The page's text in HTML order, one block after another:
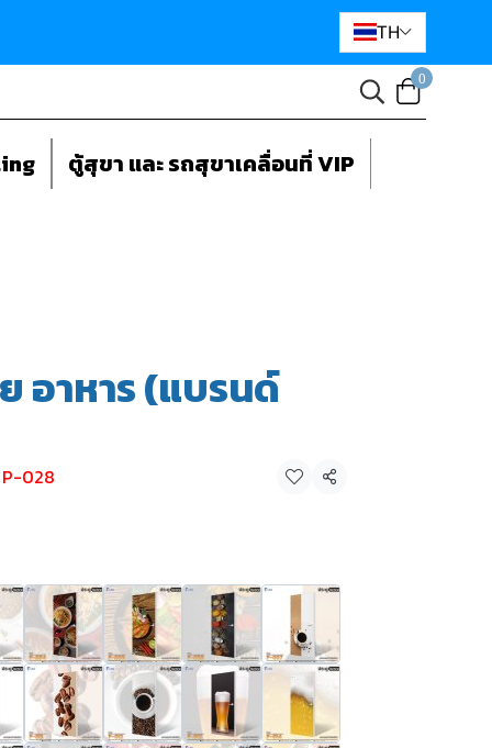
TH
0
ตู้สุขา และ รถสุขาเคลื่อนที่ VIP
อาหาร (แบรนด์
028 แชร์